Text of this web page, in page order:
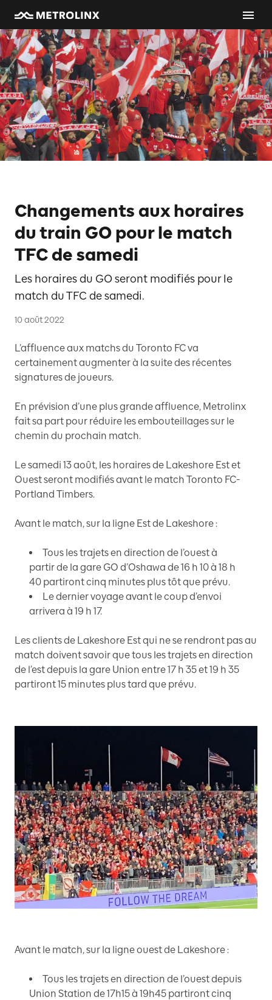
Changements aux horaires
du train GO pour le match
TFC de samedi
Les horaires du GO seront modifiés pour le
match du TFC de samedi.
10 août 2022
L’affluence aux matchs du Toronto FC va
certainement augmenter à la suite des récentes
signatures de joueurs.
En prévision d’une plus grande affluence, Metrolinx
fait sa part pour réduire les embouteillages sur le
chemin du prochain match.
Le samedi 13 août, les horaires de Lakeshore Est et
Ouest seront modifiés avant le match Toronto FC-
Portland Timbers.
Avant le match, sur la ligne Est de Lakeshore :
Tous les trajets en direction de l’ouest à
partir de la gare GO d’Oshawa de 16 h 10 à 18 h
40 partiront cinq minutes plus tôt que prévu.
Le dernier voyage avant le coup d’envoi
arrivera à 19 h 17.
Les clients de Lakeshore Est qui ne se rendront pas au
match doivent savoir que tous les trajets en direction
de l’est depuis la gare Union entre 17 h 35 et 19 h 35
partiront 15 minutes plus tard que prévu.
Avant le match, sur la ligne ouest de Lakeshore :
Tous les trajets en direction de l’ouest depuis
Union Station de 17h15 à 19h45 partiront cinq